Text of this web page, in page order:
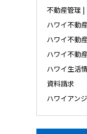
不動産管理 |
ハワイ不動
ハワイ不動
ハワイ不動
ハワイ生活
資料請求
ハワイアン